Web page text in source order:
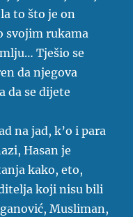
to što je on
svojim rukama
Tješio se
da njegova
da se dijete
na jad, k’o i para
Hasan je
kako, eto,
koji nisu bili
Musliman,